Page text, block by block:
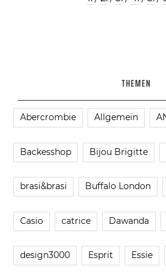
THEMEN
Abercrombie Allgemein
Backesshop Bijou Brigitte
brasi&brasi Buffalo London
Casio catrice Dawanda
design3000 Esprit Essie